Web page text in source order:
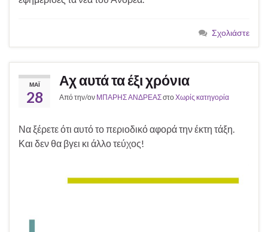
Σχολιάστε
ΜΆΙ
28
Αχ αυτά τα έξι χρόνια
Από την/ον ΜΠΑΡΗΣ ΑΝΔΡΕΑΣστοΧωρίς κατηγορία
Να ξέρετε ότι αυτό το περιοδικό αφορά την έκτη τάξη.
Και δεν θα βγει κι άλλο τεύχος!